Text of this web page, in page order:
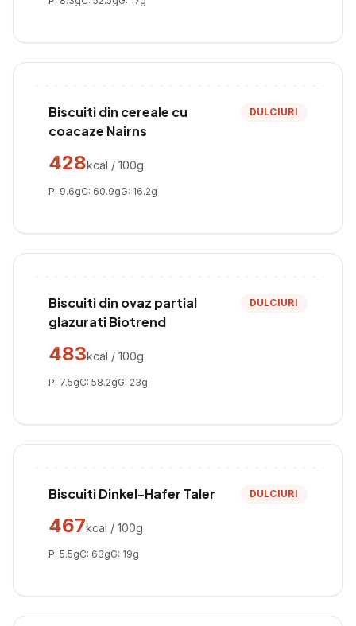
Biscuiti din cereale cu
coacaze Nairns
DULCIURI
428kcal / 100g
P: 9.6gC: 60.9gG: 16.2g
Biscuiti din ovaz partial
glazurati Biotrend
DULCIURI
483kcal / 100g
P: 7.5gC: 58.2gG: 23g
Biscuiti Dinkel-Hafer Taler DULCIURI
467kcal / 100g
P: 5.5gC: 63gG: 19g